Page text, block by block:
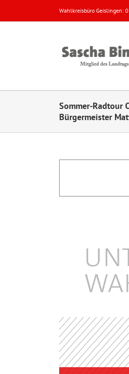
Wahlkreisbüro Geislingen:
Sommer-Radtour
Bürgermeister